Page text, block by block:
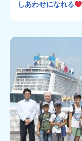
しあわせになれる